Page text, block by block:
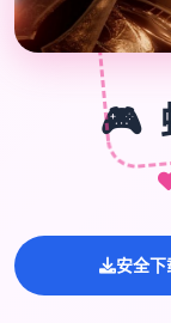
🎮
🎮
安全下